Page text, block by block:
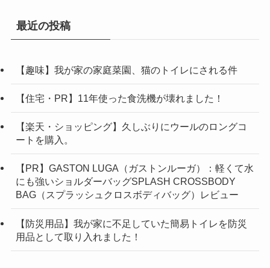
最近の投稿
【趣味】我が家の家庭菜園、猫のトイレにされる件
【住宅・PR】11年使った食洗機が壊れました！
【楽天・ショッピング】久しぶりにウールのロングコ
ートを購入。
【PR】GASTON LUGA（ガストンルーガ）：軽くて水
にも強いショルダーバッグSPLASH CROSSBODY
BAG（スプラッシュクロスボディバッグ）レビュー
【防災用品】我が家に不足していた簡易トイレを防災
用品として取り入れました！